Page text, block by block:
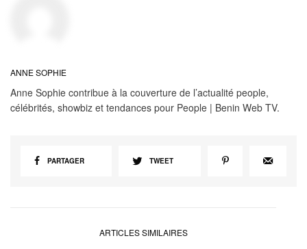
ANNE SOPHIE
Anne Sophie contribue à la couverture de l’actualité people,
célébrités, showbiz et tendances pour People | Benin Web TV.
PARTAGER TWEET
ARTICLES SIMILAIRES